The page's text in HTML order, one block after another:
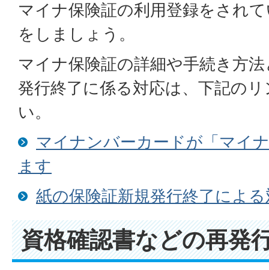
マイナ保険証の利用登録をされ
をしましょう。
マイナ保険証の詳細や手続き方
発行終了に係る対応は、下記の
い。
マイナンバーカードが「マイ
ます
紙の保険証新規発行終了によ
資格確認書などの再発